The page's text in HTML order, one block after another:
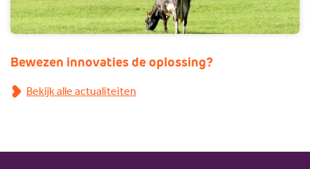
Bewezen innovaties de oplossing?
Bekijk alle actualiteiten